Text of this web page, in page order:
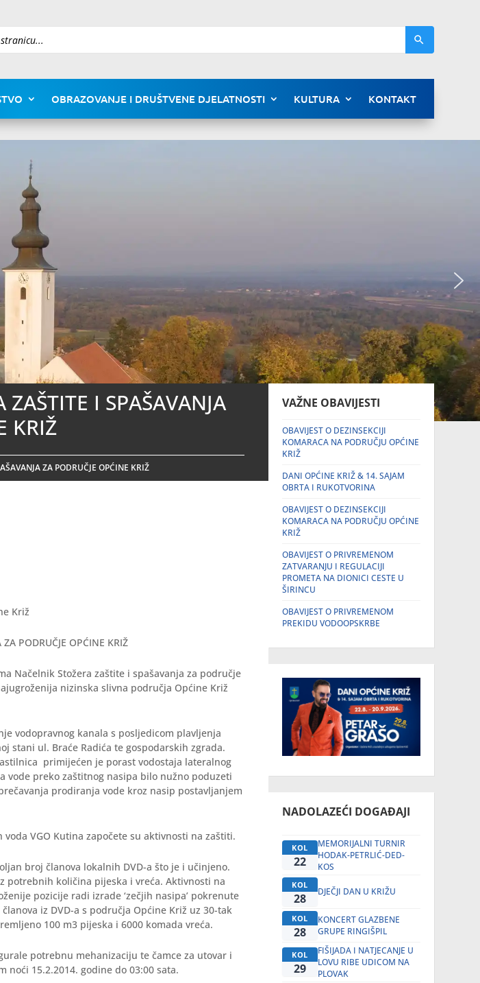
OBRAZOVANJE I DRUŠTVENE DJELATNOSTI KULTURA KONTAKT
ZAŠTITE I SPAŠAVANJA
KRIŽ
ZA PODRUČJE OPĆINE KRIŽ
Križ
ZA PODRUČJE OPĆINE KRIŽ
Načelnik Stožera zaštite i spašavanja za područje
nizinska slivna područja Općine Križ
vodopravnog kanala s posljedicom plavljenja
stani ul. Braće Radića te gospodarskih zgrada.
primijećen je porast vodostaja lateralnog
vode preko zaštitnog nasipa bilo nužno poduzeti
prodiranja vode kroz nasip postavljanjem
VGO Kutina započete su aktivnosti na zaštiti.
broj članova lokalnih DVD-a što je i učinjeno.
potrebnih količina pijeska i vreća. Aktivnosti na
pozicije radi izrade ‘zečjih nasipa’ pokrenute
iz DVD-a s područja Općine Križ uz 30-tak
100 m3 pijeska i 6000 komada vreća.
potrebnu mehanizaciju te čamce za utovar i
15.2.2014. godine do 03:00 sata.
VAŽNE OBAVIJESTI
OBAVIJEST O DEZINSEKCIJI
KOMARACA NA PODRUČJU OPĆINE
KRIŽ
DANI OPĆINE KRIŽ & 14. SAJAM
OBRTA I RUKOTVORINA
OBAVIJEST O DEZINSEKCIJI
KOMARACA NA PODRUČJU OPĆINE
KRIŽ
OBAVIJEST O PRIVREMENOM
ZATVARANJU I REGULACIJI
PROMETA NA DIONICI CESTE U
ŠIRINCU
OBAVIJEST O PRIVREMENOM
PREKIDU VODOOPSKRBE
NADOLAZEĆI DOGAĐAJI
KOL
22
MEMORIJALNI TURNIR
HODAK-PETRLIĆ-DED-
KOS
KOL
28 DJEČJI DAN U KRIŽU
KOL
28
KONCERT GLAZBENE
GRUPE RINGIŠPIL
KOL
29
FIŠIJADA I NATJECANJE U
LOVU RIBE UDICOM NA
PLOVAK